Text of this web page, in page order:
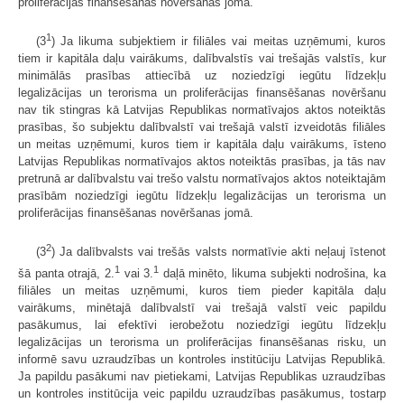
(31) Ja likuma subjektiem ir filiāles vai meitas uzņēmumi, kuros
tiem ir kapitāla daļu vairākums, dalībvalstīs vai trešajās valstīs, kur
minimālās prasības attiecībā uz noziedzīgi iegūtu līdzekļu
legalizācijas un terorisma un proliferācijas finansēšanas novēršanu
nav tik stingras kā Latvijas Republikas normatīvajos aktos noteiktās
prasības, šo subjektu dalībvalstī vai trešajā valstī izveidotās filiāles
un meitas uzņēmumi, kuros tiem ir kapitāla daļu vairākums, īsteno
Latvijas Republikas normatīvajos aktos noteiktās prasības, ja tās nav
pretrunā ar dalībvalstu vai trešo valstu normatīvajos aktos noteiktajām
prasībām noziedzīgi iegūtu līdzekļu legalizācijas un terorisma un
proliferācijas finansēšanas novēršanas jomā.
(32) Ja dalībvalsts vai trešās valsts normatīvie akti neļauj īstenot
šā panta otrajā, 2.1vai 3.1 daļā minēto, likuma subjekti nodrošina, ka
filiāles un meitas uzņēmumi, kuros tiem pieder kapitāla daļu
vairākums, minētajā dalībvalstī vai trešajā valstī veic papildu
pasākumus, lai efektīvi ierobežotu noziedzīgi iegūtu līdzekļu
legalizācijas un terorisma un proliferācijas finansēšanas risku, un
informē savu uzraudzības un kontroles institūciju Latvijas Republikā.
Ja papildu pasākumi nav pietiekami, Latvijas Republikas uzraudzības
un kontroles institūcija veic papildu uzraudzības pasākumus, tostarp